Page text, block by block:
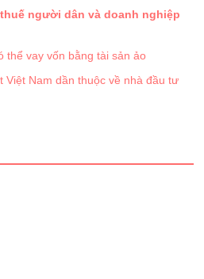
người dân và doanh nghiệp
thể vay vốn bằng tài sản ảo
Việt Nam dần thuộc về nhà đầu tư